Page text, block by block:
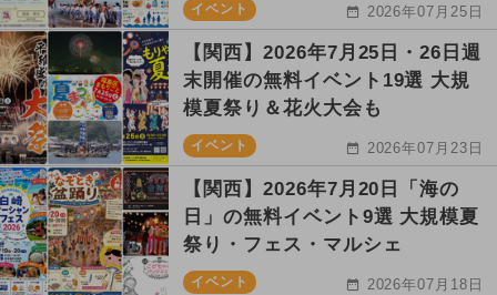
イベント 2026年07月25日
【関西】2026年7月25日・26日週
末開催の無料イベント19選 大規
模夏祭り＆花火大会も
イベント 2026年07月23日
【関西】2026年7月20日「海の
日」の無料イベント9選 大規模夏
祭り・フェス・マルシェ
イベント 2026年07月18日